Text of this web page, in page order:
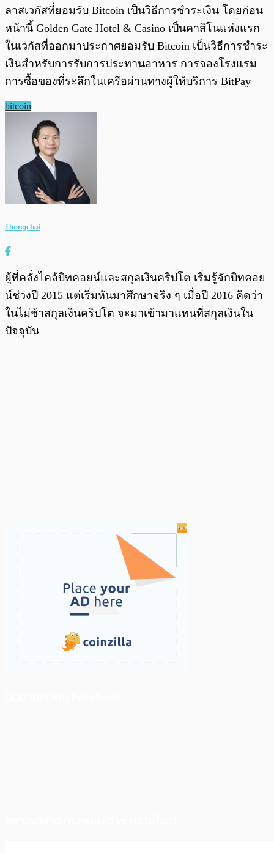
ลาสเวกัสที่ยอมรับ Bitcoin เป็นวิธีการชำระเงิน โดยก่อน
หน้านี้ Golden Gate Hotel & Casino เป็นคาสิโนแห่งแรก
ในเวกัสที่ออกมาประกาศยอมรับ Bitcoin เป็นวิธีการชำระ
เงินสำหรับการรับการประทานอาหาร การจองโรงแรม
การซื้อของที่ระลึกในเครือผ่านทางผู้ให้บริการ BitPay
bitcoin
Thongchai
ผู้ที่คลั่งไคล้บิทคอยน์และสกุลเงินคริปโต เริ่มรู้จักบิทคอย
น์ช่วงปี 2015 แต่เริ่มหันมาศึกษาจริง ๆ เมื่อปี 2016 คิดว่า
ในไม่ช้าสกุลเงินคริปโต จะมาเข้ามาแทนที่สกุลเงินใน
ปัจจุบัน